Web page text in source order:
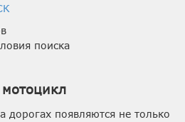
поиска
дорогах появляются не только